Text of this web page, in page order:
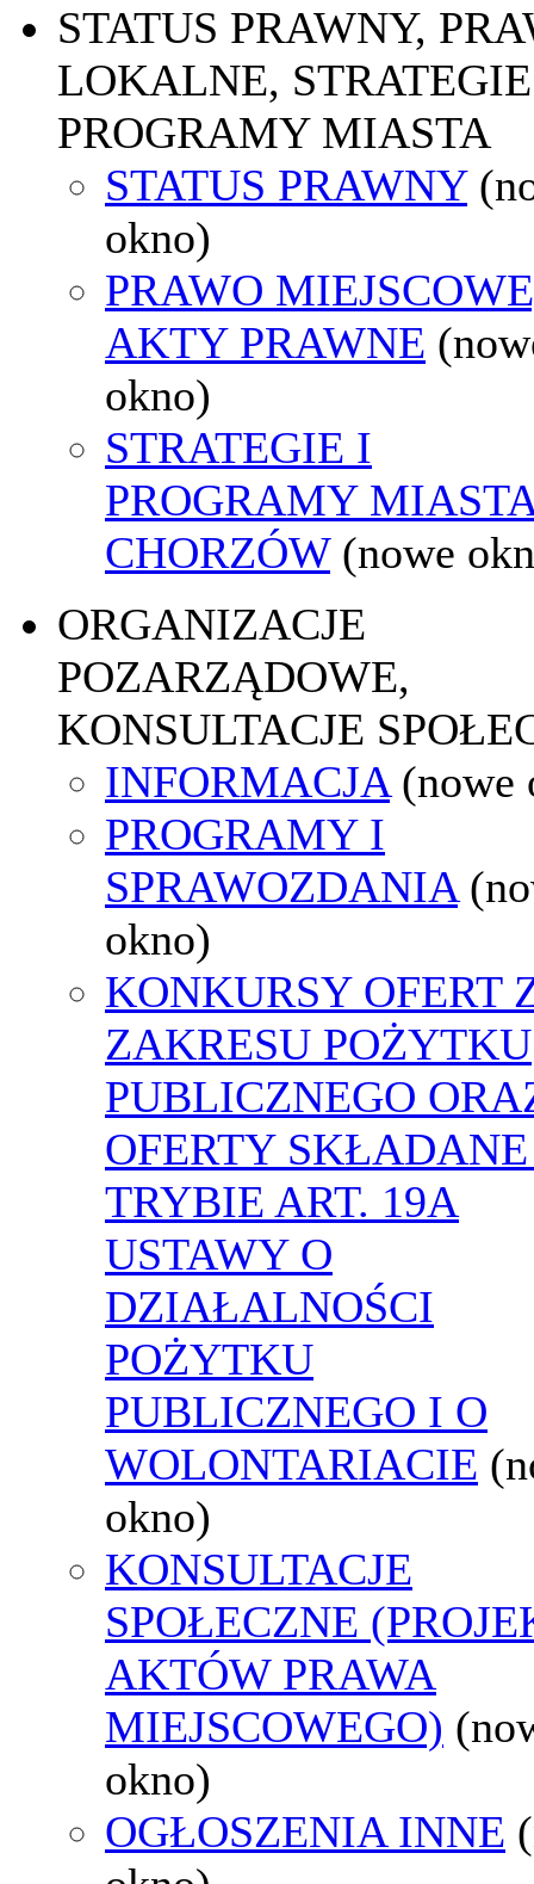
STATUS PRAWNY,
LOKALNE,
PROGRAMY MIASTA
STATUS PRAWNY
okno)
PRAWO
AKTY PRAWNE
okno)
STRATEGIE I
PROGRAMY
CHORZÓW (nowe
ORGANIZACJE
POZARZĄDOWE,
KONSULTACJE
INFORMACJA (nowe
PROGRAMY I
SPRAWOZDANIA
okno)
KONKURSY OFERT
ZAKRESU POŻYTKU
PUBLICZNEGO
OFERTY
TRYBIE ART. 19A
USTAWY O
DZIAŁALNOŚCI
POŻYTKU
PUBLICZNEGO I O
WOLONTARIACIE
okno)
KONSULTACJE
SPOŁECZNE
AKTÓW PRAWA
MIEJSCOWEGO)
okno)
OGŁOSZENIA INNE